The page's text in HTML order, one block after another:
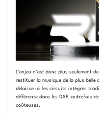
L’enjeu n’est donc plus seulement
restituer la musique de la plus belle
délaisse ici les circuits intégrés
différente dans les DAP, autrefois
coûteuses.